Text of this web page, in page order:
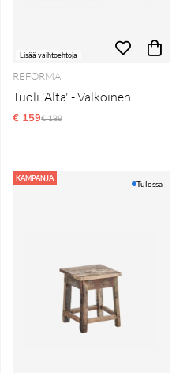
Lisää vaihtoehtoja
REFORMA
Tuoli 'Alta' - Valkoinen
€ 159Normaali hinta
€ 189
KAMPANJA
Tulossa